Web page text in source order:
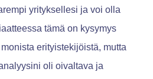
yrityksellesi ja voi olla
tämä on kysymys
erityistekijöistä, mutta
oli oivaltava ja